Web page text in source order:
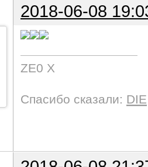
2018-06-08
ZE0 X
Спасибо сказали: DIE